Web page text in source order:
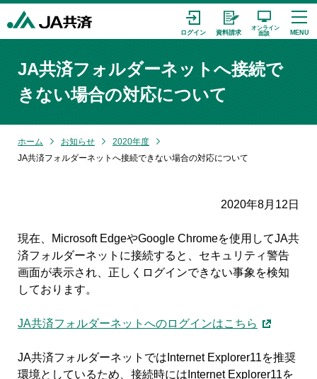
JA共済フォルダーネットへ接続で
きない場合の対応について
ホーム お知らせ
2020年度
JA共済フォルダーネットへ接続できない場合の対応について
2020年8月12日
現在、Microsoft EdgeやGoogle Chromeを使用してJA共
済フォルダーネットに接続すると、セキュリティ警告
画面が表示され、正しくログインできない事象を検知
しております。
JA共済フォルダーネットへのログインはこちら
JA共済フォルダーネットではInternet Explorer11を推奨
環境としているため、接続時にはInternet Explorer11を